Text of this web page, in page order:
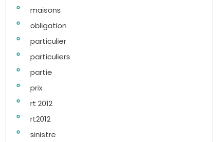
maisons
obligation
particulier
particuliers
partie
prix
rt 2012
rt2012
sinistre